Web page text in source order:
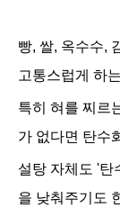
빵, 쌀, 옥수수,
고통스럽게 하
특히 혀를 찌르
가 없다면 탄수
설탕 자체도 '탄
을 낮춰주기도